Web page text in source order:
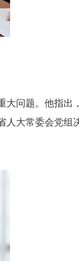
问题。他指出
人大常委会党组